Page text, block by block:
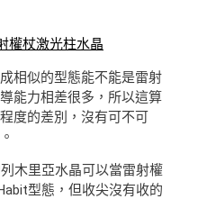
權杖激光柱水晶
相似的型態能不能是雷射
能力相差很多，所以這算
度的差別，沒有可不可
木里亞水晶可以當雷射權
型態，但收尖沒有收的